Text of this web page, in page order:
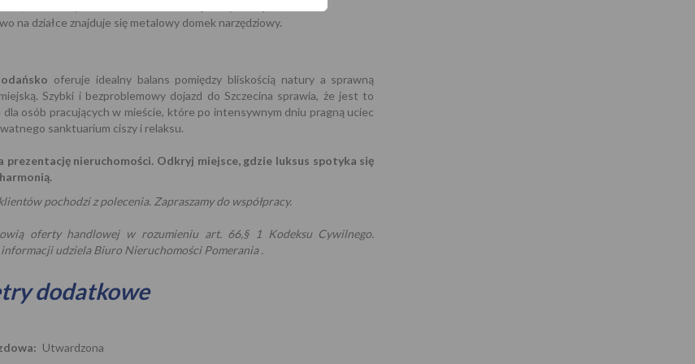
a o idealny trawnik dba robot samojezdny
na działce znajduje się metalowy domek narzędziowy.
oferuje idealny balans pomiędzy bliskością natury a sprawną
Szybki i bezproblemowy dojazd do Szczecina sprawia, że jest to
dla osób pracujących w mieście, które po intensywnym dniu pragną uciec
sanktuarium ciszy i relaksu.
prezentację nieruchomości. Odkryj miejsce, gdzie luksus spotyka się
pochodzi z polecenia. Zapraszamy do współpracy.
oferty handlowej w rozumieniu art. 66,§ 1 Kodeksu Cywilnego.
informacji udziela Biuro Nieruchomości Pomerania .
dodatkowe
Utwardzona